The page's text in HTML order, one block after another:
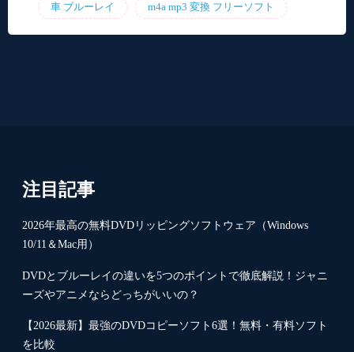
車 ブルーレイ m4a mp3 変換 フリーソフト
注目記事
2026年最高の無料DVDリッピングソフトウェア（Windows
10/11＆Mac用）
DVDとブルーレイの違いを5つのポイントで徹底解説！ジャニ
ーズやアニメならどっちがいいの？
【2026最新】最強のDVDコピーソフト6選！無料・有料ソフト
を比較